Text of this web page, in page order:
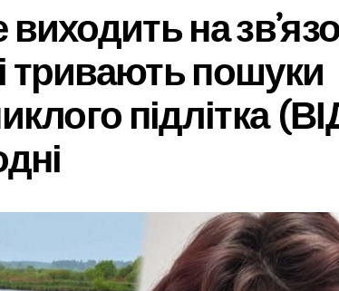
на
тривають пошуки
підлітка